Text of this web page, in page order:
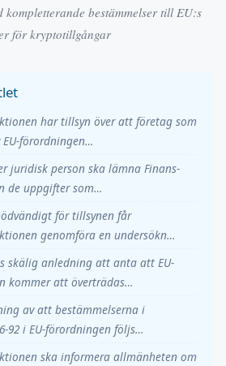
bestämmelser till EU:s
för kryptotillgångar
har tillsyn över att företag som
förordningen…
juridisk person ska lämna Finans-
de uppgifter som…
för tillsynen får
genomföra en undersökn…
skälig anledning att anta att EU-
kommer att överträdas…
av att bestämmelserna i
92 i EU-förordningen följs…
ska informera allmänheten om